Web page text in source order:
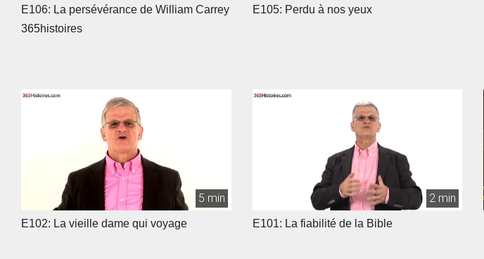
E106: La persévérance de William Carrey
365histoires
E105: Perdu à nos yeux
5 min
E102: La vieille dame qui voyage
2 min
E101: La fiabilité de la Bible